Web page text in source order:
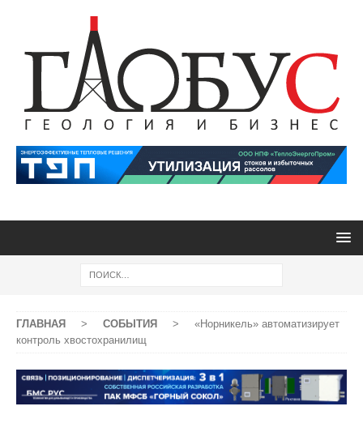
ГЛАВНАЯ > СОБЫТИЯ >
«Норникель» автоматизирует
контроль хвостохранилищ